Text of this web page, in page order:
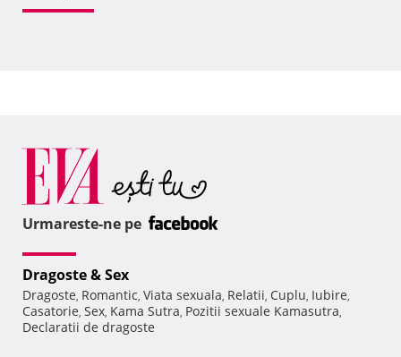
Urmareste-ne pe
Dragoste & Sex
Dragoste, Romantic, Viata sexuala, Relatii, Cuplu, Iubire,
Casatorie, Sex, Kama Sutra, Pozitii sexuale Kamasutra,
Declaratii de dragoste